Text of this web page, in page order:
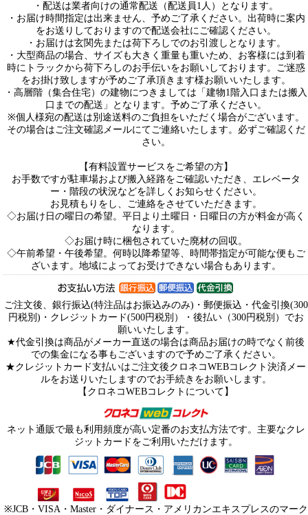
・配送は業者向けの通常配送（配送員1人）となります。
・お届け時間指定は出来ません、予めご了承ください。出荷時に案内
をお送りしておりますので配送会社にご確認ください。
・お届けは玄関先または荷下ろしでのお引渡しとなります。
・大型商品の場合、サイズも大きく重量も重いため、お客様には到着
時にトラックから荷下ろしのお手伝いをお願いしております。ご迷惑
をお掛け致しますが予めご了承頂きます様お願いいたします。
・高層階（集合住宅）の建物につきましては「建物1階入口または搬入
口までの配送」となります。予めご了承ください。
※個人様宛の配送は別途送料のご負担をいただく場合がございます。
その場合はご注文確認メールにてご連絡いたします。必ずご確認くだ
さい。
【有料設置サービスをご希望の方】
お手数ですが駐車場および搬入経路をご確認いただき、エレベータ
ー・階段の状況などを詳しくお知らせください。
お見積もりをし、ご連絡をさせていただきます。
◇お届け日の曜日の希望。平日より土曜日・日曜日の方が料金が高く
なります。
◇お届け時に梱包されていた廃材の回収。
◇午前希望・午後希望。何時以降希望等、時間帯指定が可能な便もご
ざいます。地域によってお受けできない場合もあります。
ご注文後、銀行振込(特注品はお振込みのみ)・郵便振込・代金引換(300
円税別)・クレジットカード(500円税別）・後払い（300円税別）でお
願いいたします。
★代金引換は商品がメーカー直送の場合は商品お届けの時でなく前後
での集金になる事もございますので予めご了承ください。
★クレジットカード支払いはご注文後クロネコWEBコレクト決済メー
ルをお送りいたしますのでお手続きをお願いします。
【クロネコWEBコレクトについて】
ネット通販で最も利用頻度が高い定番のお支払方法です。主要なクレ
ジットカードをご利用いただけます。
※JCB・VISA・Master・ダイナース・アメリカンエキスプレスのマーク